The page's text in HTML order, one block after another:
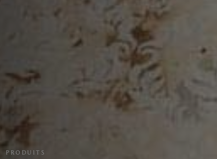
PRODUITS